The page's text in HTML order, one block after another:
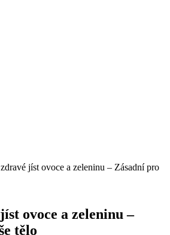
jíst ovoce a zeleninu – Zásadní pro
ovoce a zeleninu –
tělo